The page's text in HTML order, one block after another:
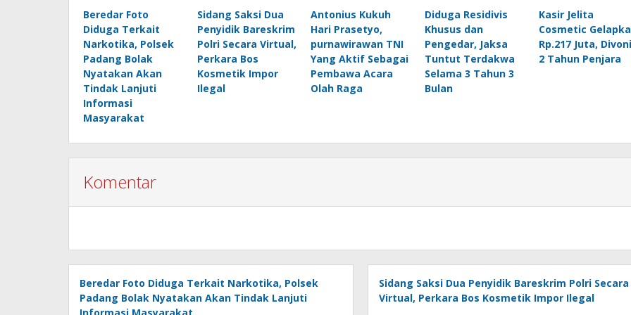
Beredar Foto
Diduga Terkait
Narkotika, Polsek
Padang Bolak
Nyatakan Akan
Tindak Lanjuti
Informasi
Masyarakat
Sidang Saksi Dua
Penyidik Bareskrim
Polri Secara Virtual,
Perkara Bos
Kosmetik Impor
Ilegal
Antonius Kukuh
Hari Prasetyo,
purnawirawan TNI
Yang Aktif Sebagai
Pembawa Acara
Olah Raga
Diduga Residivis
Khusus dan
Pengedar, Jaksa
Tuntut Terdakwa
Selama 3 Tahun 3
Bulan
Kasir Jelita
Cosmetic
Rp.217 Juta,
2 Tahun Penjara
Komentar
Beredar Foto Diduga Terkait Narkotika, Polsek
Padang Bolak Nyatakan Akan Tindak Lanjuti
Informasi Masyarakat
Sidang Saksi Dua Penyidik Bareskrim Polri Secara
Virtual, Perkara Bos Kosmetik Impor Ilegal